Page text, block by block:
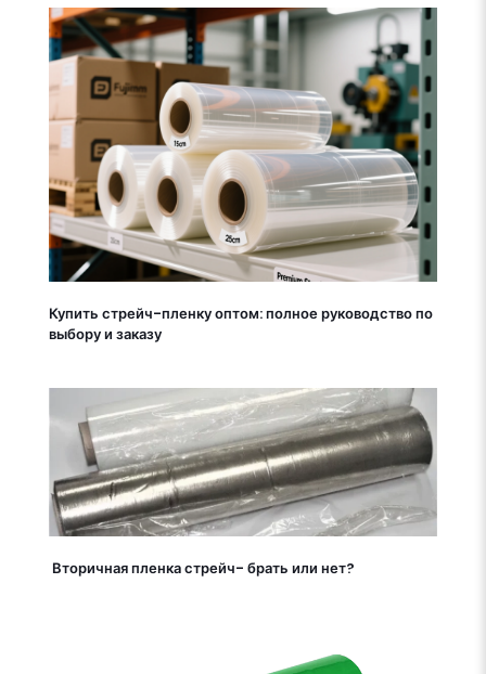
Купить стрейч-пленку оптом: полное руководство по
выбору и заказу
Вторичная пленка стрейч- брать или нет?